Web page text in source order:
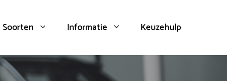
Soorten Informatie Keuzehulp